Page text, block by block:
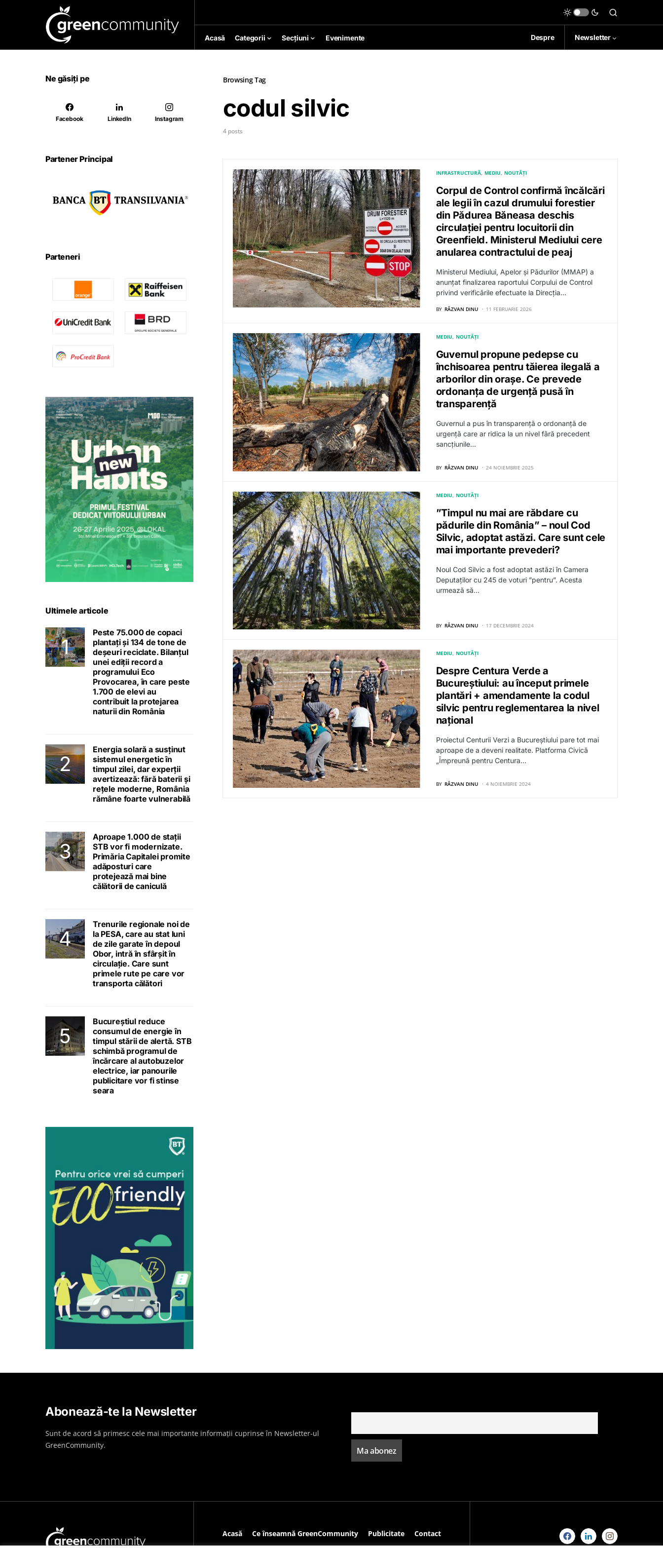
Acasă Categorii Secțiuni Evenimente Despre Newsletter
Browsing Tag
codul silvic
4 posts
INFRASTRUCTURĂ MEDIU NOUTĂȚI
Corpul de Control confirmă încălcări
ale legii în cazul drumului forestier
din Pădurea Băneasa deschis
circulației pentru locuitorii din
Greenfield. Ministerul Mediului cere
anularea contractului de peaj
Ministerul Mediului, Apelor și Pădurilor (MMAP) a
anunțat finalizarea raportului Corpului de Control
privind verificările efectuate la Direcția…
BY RĂZVAN DINU 11 FEBRUARIE 2026
MEDIU NOUTĂȚI
Guvernul propune pedepse cu
închisoarea pentru tăierea ilegală a
arborilor din orașe. Ce prevede
ordonanța de urgență pusă în
transparență
Guvernul a pus în transparență o ordonanță de
urgență care ar ridica la un nivel fără precedent
sancțiunile…
BY RĂZVAN DINU 24 NOIEMBRIE 2025
MEDIU NOUTĂȚI
”Timpul nu mai are răbdare cu
pădurile din România” – noul Cod
Silvic, adoptat astăzi. Care sunt cele
mai importante prevederi?
Noul Cod Silvic a fost adoptat astăzi în Camera
Deputaților cu 245 de voturi ”pentru”. Acesta
urmează să…
BY RĂZVAN DINU 17 DECEMBRIE 2024
MEDIU NOUTĂȚI
Despre Centura Verde a
Bucureștiului: au început primele
plantări + amendamente la codul
silvic pentru reglementarea la nivel
național
Proiectul Centurii Verzi a Bucureștiului pare tot mai
aproape de a deveni realitate. Platforma Civică
„Împreună pentru Centura…
BY RĂZVAN DINU 4 NOIEMBRIE 2024
Ne găsiți pe
Facebook LinkedIn Instagram
Partener Principal
Parteneri
Ultimele articole
Peste 75.000 de copaci
plantați și 134 de tone de
deșeuri reciclate. Bilanțul
unei ediții record a
programului Eco
Provocarea, în care peste
1.700 de elevi au
contribuit la protejarea
naturii din România
Energia solară a susținut
sistemul energetic în
timpul zilei, dar experții
avertizează: fără baterii și
rețele moderne, România
rămâne foarte vulnerabilă
Aproape 1.000 de stații
STB vor fi modernizate.
Primăria Capitalei promite
adăposturi care
protejează mai bine
călătorii de caniculă
Trenurile regionale noi de
la PESA, care au stat luni
de zile garate în depoul
Obor, intră în sfârșit în
circulație. Care sunt
primele rute pe care vor
transporta călători
Bucureștiul reduce
consumul de energie în
timpul stării de alertă. STB
schimbă programul de
încărcare al autobuzelor
electrice, iar panourile
publicitare vor fi stinse
seara
Abonează-te la Newsletter
Sunt de acord să primesc cele mai importante informații cuprinse în Newsletter-ul
GreenCommunity.
Acasă Ce înseamnă GreenCommunity Publicitate Contact